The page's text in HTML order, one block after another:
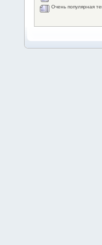
Очень популярная